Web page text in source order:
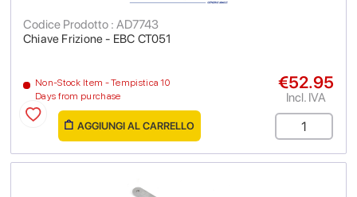
Chiave Frizione - EBC CT051
Codice Prodotto : AD7743
Non-Stock Item - Tempistica 10
Days from purchase
€52.95
Incl. IVA
AGGIUNGI AL CARRELLO